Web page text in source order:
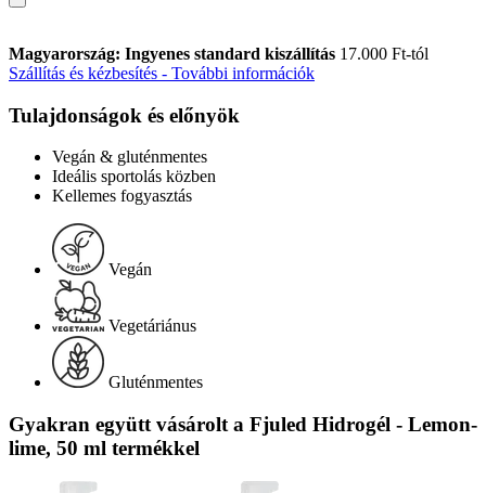
Magyarország: Ingyenes standard kiszállítás 17.000 Ft-tól
Szállítás és kézbesítés - További információk
Tulajdonságok és előnyök
Vegán & gluténmentes
Ideális sportolás közben
Kellemes fogyasztás
Vegán
Vegetáriánus
Gluténmentes
Gyakran együtt vásárolt a Fjuled Hidrogél - Lemon-
lime, 50 ml termékkel